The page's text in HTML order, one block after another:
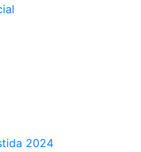
2024